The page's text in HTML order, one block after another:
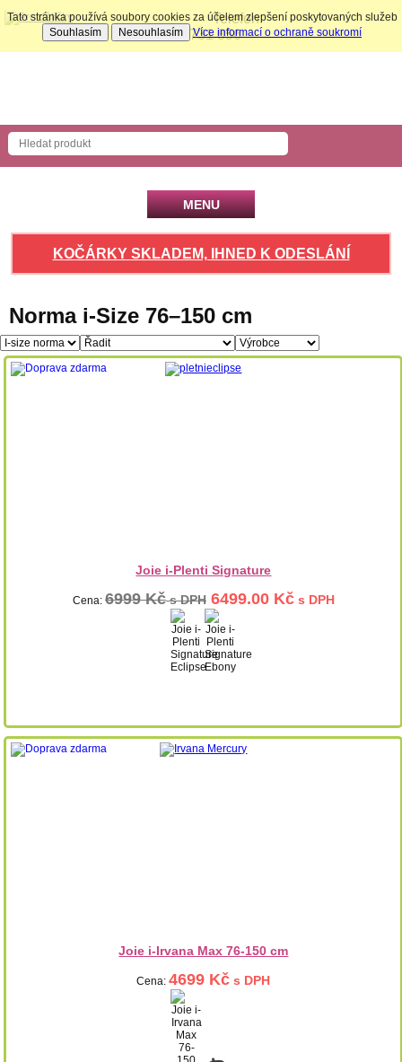
Telefon:
704 731 856
MENU
KOČÁRKY SKLADEM, IHNED K ODESLÁNÍ
Norma i-Size 76–150 cm
Joie i-Plenti Signature
Cena: 6999 Kčs DPH 6499.00 Kčs DPH
Joie i-Irvana Max 76-150 cm
Cena:4699 Kč s DPH
Tato stránka používá soubory cookies za účelem zlepšení poskytovaných služeb
Souhlasím
Nesouhlasím Více informací o ochraně soukromí